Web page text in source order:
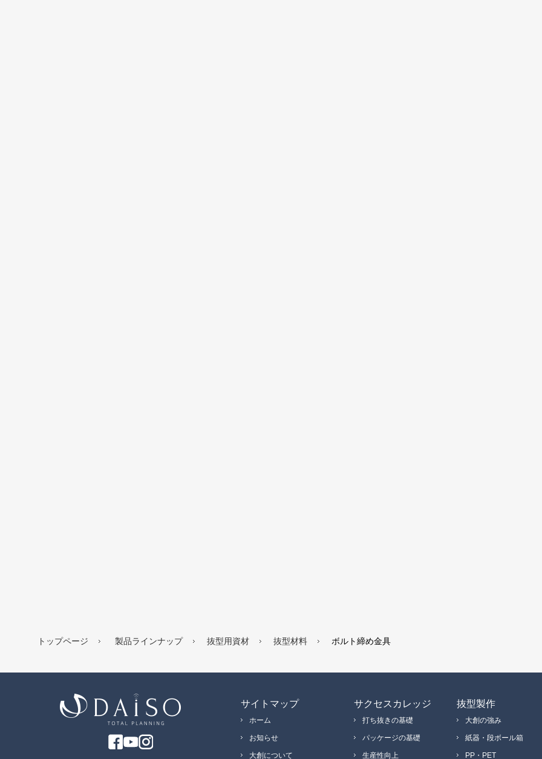
トップページ 製品ラインナップ 抜型用資材 抜型材料 ボルト締め金具
サイトマップ
ホーム
お知らせ
大創について
サクセスカレッジ
打ち抜きの基礎
パッケージの基礎
生産性向上
抜型製作
大創の強み
紙器・段ボール箱
PP・PET